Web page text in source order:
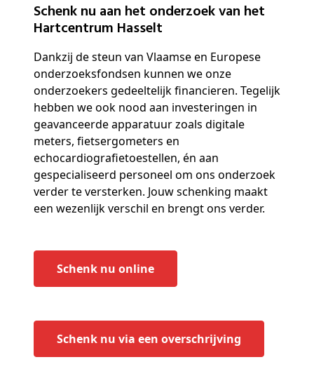
Schenk nu aan het onderzoek van het
Hartcentrum Hasselt
Dankzij de steun van Vlaamse en Europese
onderzoeksfondsen kunnen we onze
onderzoekers gedeeltelijk financieren. Tegelijk
hebben we ook nood aan investeringen in
geavanceerde apparatuur zoals digitale
meters, fietsergometers en
echocardiografietoestellen, én aan
gespecialiseerd personeel om ons onderzoek
verder te versterken. Jouw schenking maakt
een wezenlijk verschil en brengt ons verder.
Schenk nu online
Schenk nu via een overschrijving